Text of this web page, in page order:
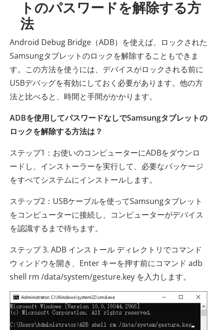
トのパスワードを解除する方
法
Android Debug Bridge（ADB）を使えば、ロックされた
Samsungタブレットのロックを解除することもできま
す。この方法を使うには、デバイスがロックされる前に
USBデバッグを有効にしておく必要があります。他の方
法と比べると、時間と手間がかかります。
ADBを使用してパスワードなしでSamsungタブレットの
ロックを解除する方法は？
ステップ1：お使いのコンピューターにADBをダウンロ
ードし、インストーラーを実行して、必要なパッケージ
をすべてシステムにインストールします。
ステップ2：USBケーブルを使ってSamsungタブレット
をコンピューターに接続し、コンピューターがデバイス
を認識するまで待ちます。
ステップ 3. ADB インストール ディレクトリでコマンド
ウィンドウを開き、Enter キーを押す前にコマンド adb
shell rm /data/system/gesture.key を入力します。